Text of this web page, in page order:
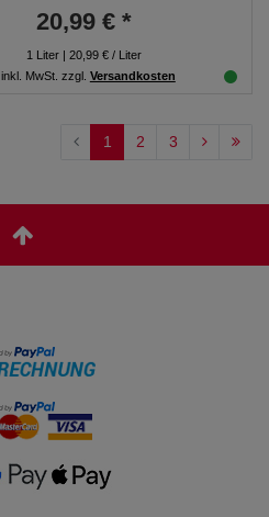
20,99 € *
1 Liter | 20,99 € / Liter
inkl. MwSt. zzgl. Versandkosten
1 2 3